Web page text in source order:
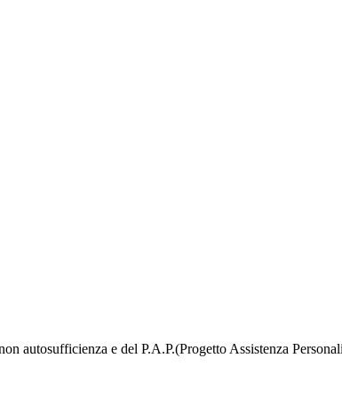
autosufficienza e del P.A.P.(Progetto Assistenza